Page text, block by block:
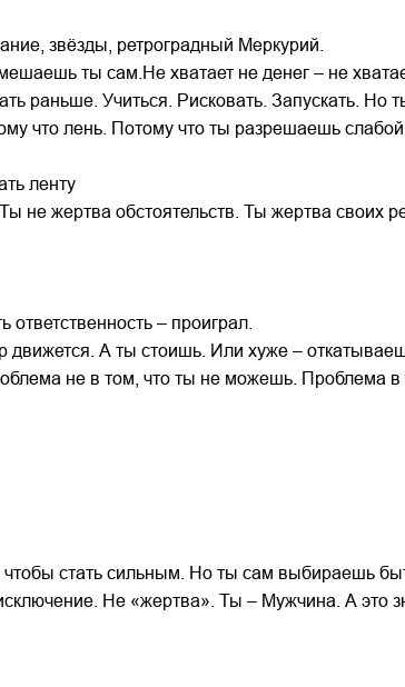
звёзды, ретроградный Меркурий.
ты сам.Не хватает не денег – не
раньше. Учиться. Рисковать. Запускать. Но
что лень. Потому что ты разрешаешь
ленту
не жертва обстоятельств. Ты жертва своих
ответственность – проиграл.
А ты стоишь. Или хуже –
не в том, что ты не можешь. Проблема в
чтобы стать сильным. Но ты сам выбираешь
Не «жертва». Ты – Мужчина. А это